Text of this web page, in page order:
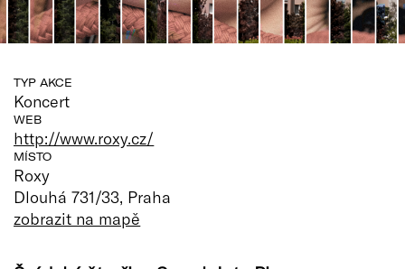
TYP AKCE
Koncert
WEB
http://www.roxy.cz/
MÍSTO
Roxy
Dlouhá 731/33, Praha
zobrazit na mapě